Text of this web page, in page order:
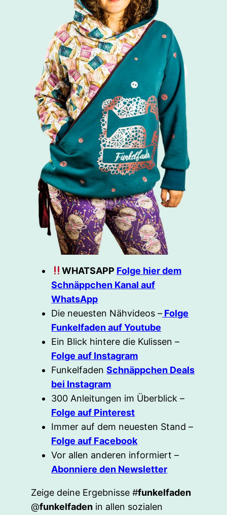
WHATSAPP Folge hier dem
Schnäppchen Kanal auf
WhatsApp
Die neuesten Nähvideos – Folge
Funkelfaden auf Youtube
Ein Blick hintere die Kulissen –
Folge auf Instagram
FunkelfadenSchnäppchen Deals
bei Instagram
300 Anleitungen im Überblick –
Folge auf Pinterest
Immer auf dem neuesten Stand –
Folge auf Facebook
Vor allen anderen informiert –
Abonniere den Newsletter
Zeige deine Ergebnisse #funkelfaden
@funkelfaden in allen sozialen